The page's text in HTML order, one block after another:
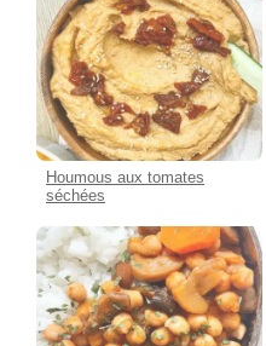
Houmous aux tomates
séchées